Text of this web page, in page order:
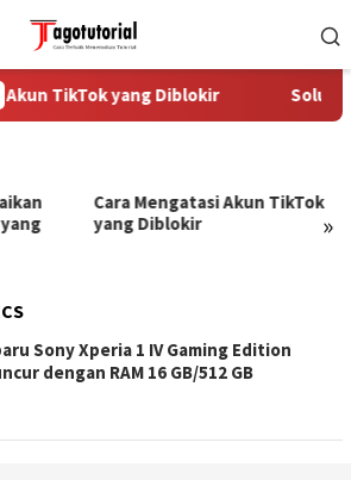
TikTok yang Diblokir Solusi
»
Cara Mengatasi Akun TikTok
yang Diblokir
Sony Xperia 1 IV Gaming Edition
dengan RAM 16 GB/512 GB